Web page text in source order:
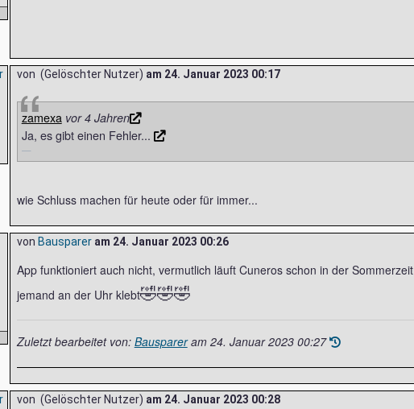
von (Gelöschter Nutzer) am 24. Januar 2023 00:17
zamexa vor 4 Jahren
Ja, es gibt einen Fehler...
wie Schluss machen für heute oder für immer...
von Bauspareram 24. Januar 2023 00:26
App funktioniert auch nicht, vermutlich läuft Cuneros schon in der Sommerzeit
jemand an der Uhr klebt🤣🤣🤣
Zuletzt bearbeitet von: Bauspareram 24. Januar 2023 00:27
von (Gelöschter Nutzer) am 24. Januar 2023 00:28